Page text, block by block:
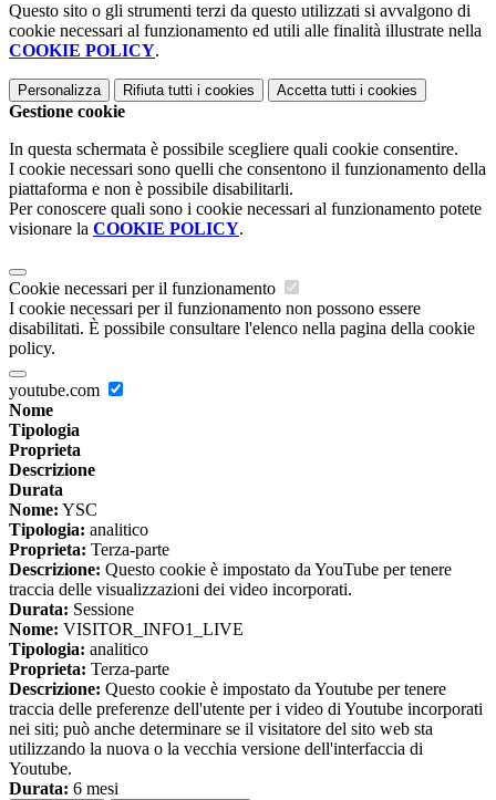
Questo sito o gli strumenti terzi da questo utilizzati si avvalgono di
cookie necessari al funzionamento ed utili alle finalità illustrate nella
COOKIE POLICY.
Personalizza Rifiuta tutti i cookies Accetta tutti i cookies
Gestione cookie
In questa schermata è possibile scegliere quali cookie consentire.
I cookie necessari sono quelli che consentono il funzionamento della
piattaforma e non è possibile disabilitarli.
Per conoscere quali sono i cookie necessari al funzionamento potete
visionare la COOKIE POLICY.
Cookie necessari per il funzionamento
I cookie necessari per il funzionamento non possono essere
disabilitati. È possibile consultare l'elenco nella pagina della cookie
policy.
youtube.com
Nome
Tipologia
Proprieta
Descrizione
Durata
Nome: YSC
Tipologia: analitico
Proprieta: Terza-parte
Descrizione: Questo cookie è impostato da YouTube per tenere
traccia delle visualizzazioni dei video incorporati.
Durata: Sessione
Nome: VISITOR_INFO1_LIVE
Tipologia: analitico
Proprieta: Terza-parte
Descrizione: Questo cookie è impostato da Youtube per tenere
traccia delle preferenze dell'utente per i video di Youtube incorporati
nei siti; può anche determinare se il visitatore del sito web sta
utilizzando la nuova o la vecchia versione dell'interfaccia di
Youtube.
Durata: 6 mesi